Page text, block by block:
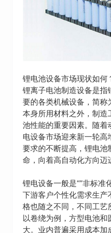
锂电池设备市场现状如何
锂离子电池制造设备是指
要的各类机械设备，简称
本身所用材料之外，制
池性能的重要因素。随着
电设备市场迎来新一轮
要求的不断提高，锂电
命，向着高自动化方向迈
锂电设备一般是“”非标准
下游客户个性化需求生产
格也随之不同，不同工艺
以卷绕为例，方型电池
大。业内普遍采用成本